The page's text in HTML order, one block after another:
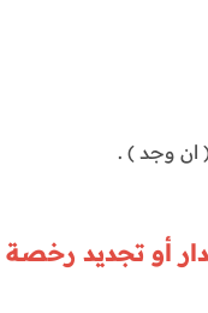
ان وجد ) .
أو تجديد